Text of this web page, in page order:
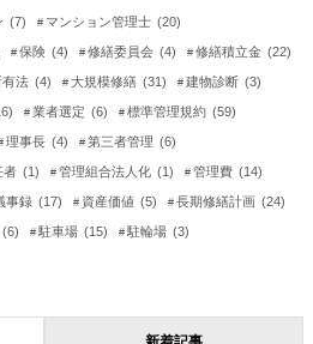
(7) マンション管理士 (20)
保険 (4) 修繕委員会 (4) 修繕積立金 (22)
有法 (4) 大規模修繕 (31) 建物診断 (3)
業者選定 (6) 標準管理規約 (59)
理事長 (4) 第三者管理 (6)
者 (1) 管理組合法人化 (1) 管理費 (14)
事録 (17) 資産価値 (5) 長期修繕計画 (24)
(6) 駐車場 (15) 駐輪場 (3)